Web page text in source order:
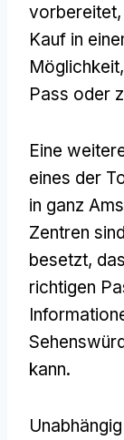
Kauf in
Pass oder
Eine
eines der
in ganz
Zentren
besetzt,
richtigen
kann.